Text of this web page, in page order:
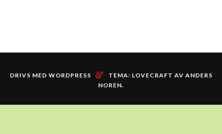
DRIVS MED WORDPRESS & TEMA: LOVECRAFT AV ANDERS
NOREN.